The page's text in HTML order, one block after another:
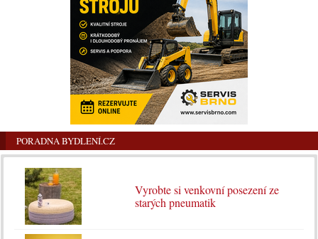
PORADNA BYDLENÍ.CZ
Vyrobte si venkovní posezení ze
starých pneumatik